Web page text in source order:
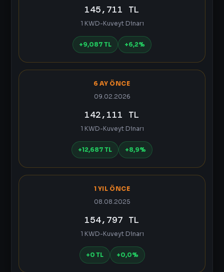
145,711 TL
1 KWD-Kuveyt Dinarı
+9,087 TL +6,2%
6 AY ÖNCE
09.02.2026
142,111 TL
1 KWD-Kuveyt Dinarı
+12,687 TL +8,9%
1 YIL ÖNCE
08.08.2025
154,797 TL
1 KWD-Kuveyt Dinarı
+0 TL +0,0%